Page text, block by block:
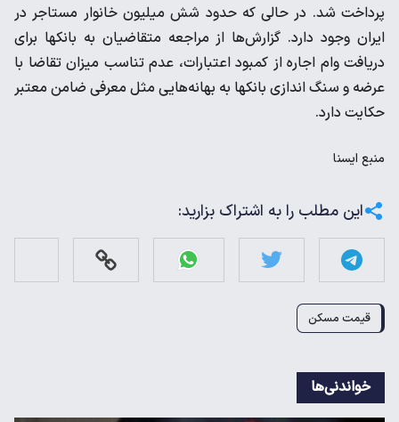
پرداخت شد. در حالی که حدود شش میلیون خانوار مستاجر در
ایران وجود دارد. گزارش‌ها از مراجعه متقاضیان به بانکها برای
دریافت وام اجاره از کمبود اعتبارات، عدم تناسب میزان تقاضا با
عرضه و سنگ اندازی بانکها به بهانه‌هایی مثل معرفی ضامن معتبر
حکایت دارد.
منبع ايسنا
این مطلب را به اشتراک بزارید:
قیمت مسکن
خواندنی‌ها